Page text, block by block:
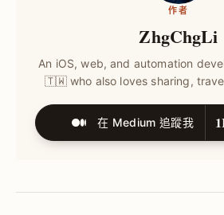
作者
ZhgChgLi
An iOS, web, and automation
🇹🇼 who also loves sharing,
在 Medium 追蹤我